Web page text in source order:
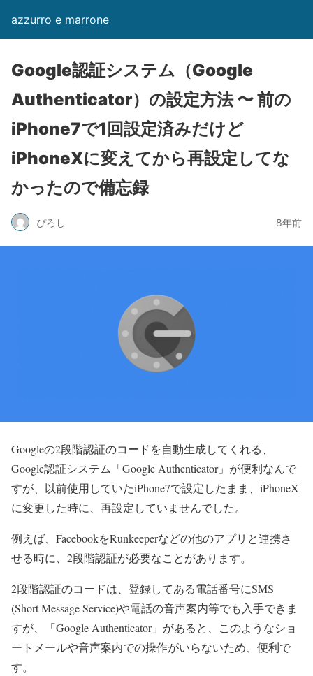
azzurro e marrone
Google認証システム（Google
Authenticator）の設定方法 〜 前の
iPhone7で1回設定済みだけど
iPhoneXに変えてから再設定してな
かったので備忘録
ぴろし 8年前
Googleの2段階認証のコードを自動生成してくれる、
Google認証システム「Google Authenticator」が便利なんで
すが、以前使用していたiPhone7で設定したまま、iPhoneX
に変更した時に、再設定していませんでした。
例えば、FacebookをRunkeeperなどの他のアプリと連携さ
せる時に、2段階認証が必要なことがあります。
2段階認証のコードは、登録してある電話番号にSMS
(Short Message Service)や電話の音声案内等でも入手できま
すが、「Google Authenticator」があると、このようなショ
ートメールや音声案内での操作がいらないため、便利で
す。